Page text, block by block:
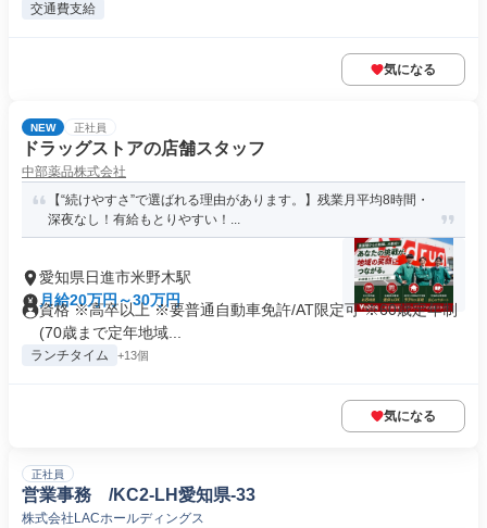
交通費支給
気になる
NEW 正社員
ドラッグストアの店舗スタッフ
中部薬品株式会社
【“続けやすさ”で選ばれる理由があります。】残業月平均8時間・
深夜なし！有給もとりやすい！...
愛知県日進市米野木駅
月給20万円～30万円
資格 ※高卒以上 ※要普通自動車免許/AT限定可 ※60歳定年制
(70歳まで定年地域...
ランチタイム +13個
気になる
正社員
営業事務 /KC2-LH愛知県-33
株式会社LACホールディングス